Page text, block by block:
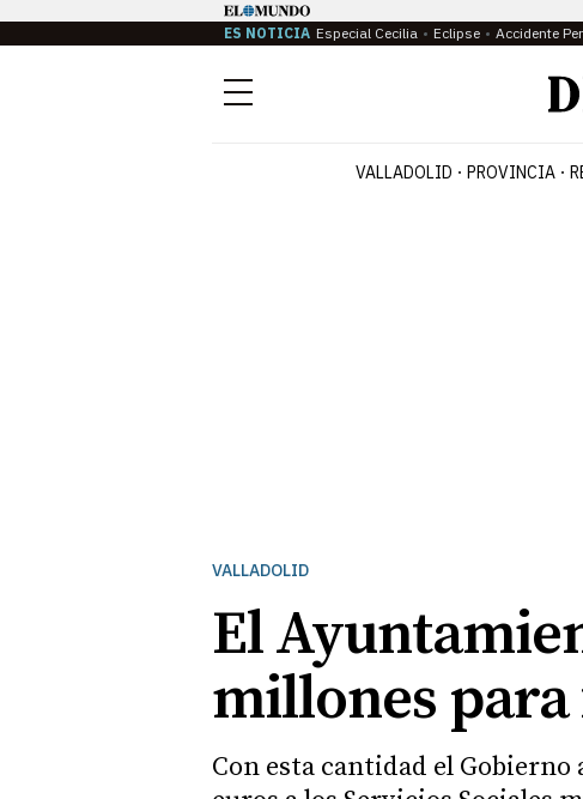
ES NOTICIA Especial Cecilia Eclipse Accidente
Menú
VALLADOLID PROVINCIA
VALLADOLID
El
millones
Con esta cantidad el Gobierno